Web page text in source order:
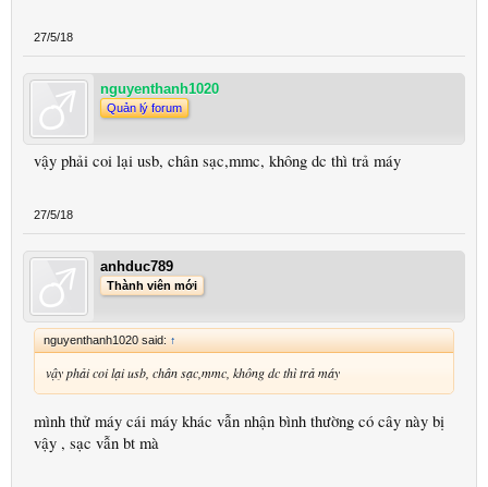
27/5/18
nguyenthanh1020
Quản lý forum
vậy phải coi lại usb, chân sạc,mmc, không dc thì trả máy
27/5/18
anhduc789
Thành viên mới
nguyenthanh1020 said: ↑
vậy phải coi lại usb, chân sạc,mmc, không dc thì trả máy
mình thử máy cái máy khác vẫn nhận bình thường có cây này bị
vậy , sạc vẫn bt mà